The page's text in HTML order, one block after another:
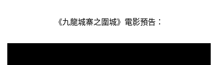
《九龍城寨之圍城》電影預告：